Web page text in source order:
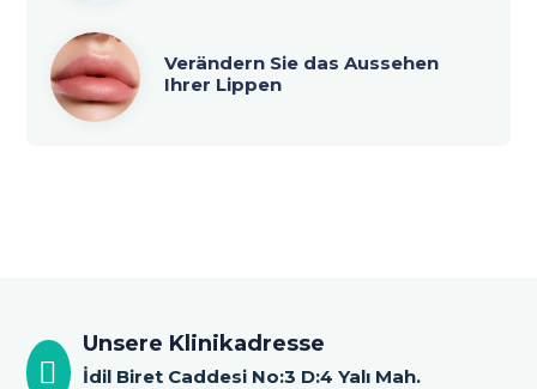
Verändern Sie das Aussehen
Ihrer Lippen
Unsere Klinikadresse
İdil Biret Caddesi No:3 D:4 Yalı Mah.